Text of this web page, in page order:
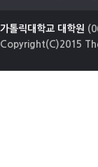
가톨릭대학교 대학원
Copyright(C)2015